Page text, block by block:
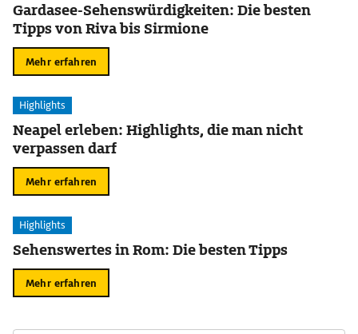
Gardasee-Sehenswürdigkeiten: Die besten
Tipps von Riva bis Sirmione
Mehr erfahren
Highlights
Neapel erleben: Highlights, die man nicht
verpassen darf
Mehr erfahren
Highlights
Sehenswertes in Rom: Die besten Tipps
Mehr erfahren